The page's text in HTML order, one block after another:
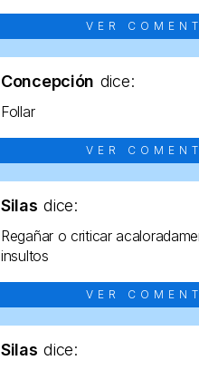
VER
Concepción dice:
Follar
VER
Silas dice:
Regañar o criticar
insultos
VER
Silas dice: